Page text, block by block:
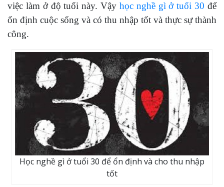
việc làm ở độ tuổi này. Vậy học nghề gì ở tuổi 30 để
ổn định cuộc sống và có thu nhập tốt và thực sự thành
công.
Học nghề gì ở tuổi 30 để ổn định và cho thu nhập
tốt